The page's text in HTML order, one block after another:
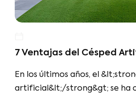
7 Ventajas del Césped
En los últimos años, el
artificial&lt;/strong&gt; se ha